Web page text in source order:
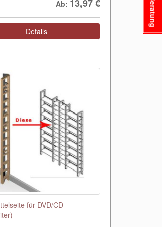
Ab: 13,97€
Details
für DVD/CD
Beratung